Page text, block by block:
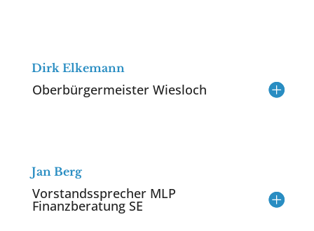
Dirk Elkemann
Oberbürgermeister Wiesloch
Jan Berg
Vorstandssprecher MLP
Finanzberatung SE